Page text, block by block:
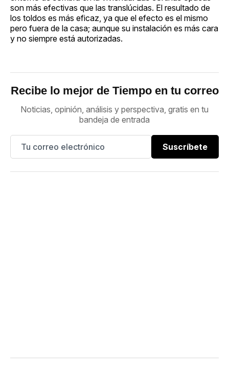
son más efectivas que las translúcidas. El resultado de
los toldos es más eficaz, ya que el efecto es el mismo
pero fuera de la casa; aunque su instalación es más cara
y no siempre está autorizadas.
Recibe lo mejor de Tiempo en tu correo
Noticias, opinión, análisis y perspectiva, gratis en tu
bandeja de entrada
Suscríbete